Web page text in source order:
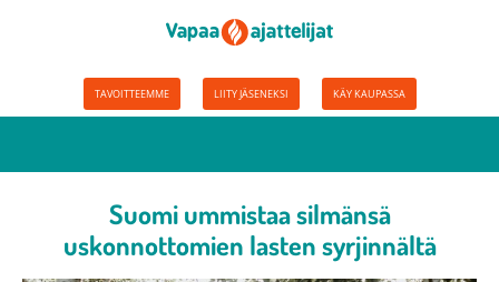
TAVOITTEEMME LIITY JÄSENEKSI KÄY KAUPASSA
Suomi ummistaa silmänsä
uskonnottomien lasten syrjinnältä